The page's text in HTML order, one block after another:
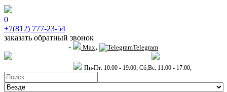
0
+7(812) 777-23-54
заказать обратный звонок
- Max, Telegram
Пн-Пт: 10:00 - 19:00; Сб,Вс: 11:00 - 17:00;